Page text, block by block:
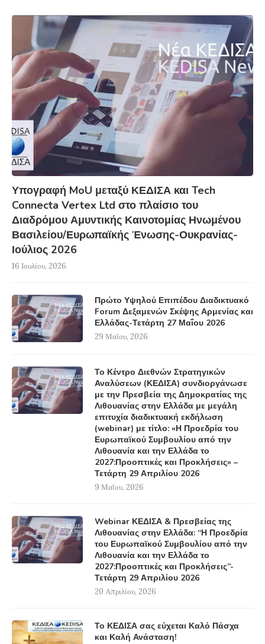
Υπογραφή MoU μεταξύ ΚΕΔΙΣΑ και Tech
Connecta Vertex Ltd στο πλαίσιο του
Διαδρόμου Αμυντικής Καινοτομίας Ηνωμένου
Βασιλείου/Ευρωπαϊκής Ένωσης-Ουκρανίας-
Ιούλιος 2026
16 Ιουλίου, 2026
Πρώτο Υψηλού Επιπέδου Διαδικτυακό
Forum Δεξαμενών Σκέψης Αρμενίας και
Ελλάδας-Τετάρτη 27 Μαΐου 2026
29 Μαΐου, 2026
Το Κέντρο Διεθνών Στρατηγικών
Αναλύσεων (ΚΕΔΙΣΑ) συνδιοργάνωσε
με την Πρεσβεία της Δημοκρατίας της
Λιθουανίας στην Ελλάδα με μεγάλη
επιτυχία διαδικτυακή εκδήλωση
(webinar) με τίτλο: «Η Προεδρία του
Ευρωπαϊκού Συμβουλίου από την
Λιθουανία και την Ελλάδα το
2027:Προοπτικές και Προκλήσεις» –
Τετάρτη 29 Απριλίου 2026
9 Μαΐου, 2026
Webinar ΚΕΔΙΣΑ & Πρεσβείας της
Λιθουανίας στην Ελλάδα: “Η Προεδρία
του Ευρωπαϊκού Συμβουλίου από την
Λιθουανία και την Ελλάδα το
2027:Προοπτικές και Προκλήσεις”-
Τετάρτη 29 Απριλίου 2026
20 Απριλίου, 2026
Το ΚΕΔΙΣΑ σας εύχεται Καλό Πάσχα
και Καλή Ανάσταση!